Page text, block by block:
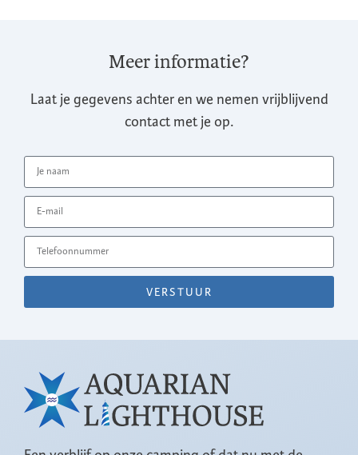
Meer informatie?
Laat je gegevens achter en we nemen vrijblijvend
contact met je op.
VERSTUUR